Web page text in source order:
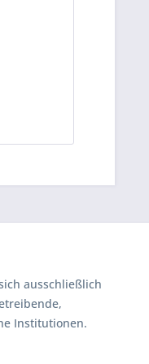
ausschließlich
Institutionen.